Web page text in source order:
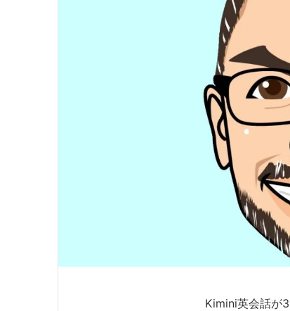
Kimini英会話が